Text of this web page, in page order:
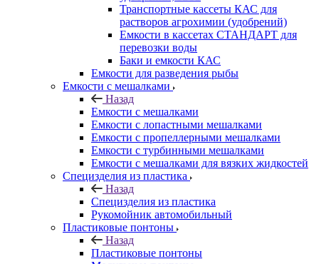
Транспортные кассеты КАС для
растворов агрохимии (удобрений)
Емкости в кассетах СТАНДАРТ для
перевозки воды
Баки и емкости КАС
Емкости для разведения рыбы
Емкости с мешалками
Назад
Емкости с мешалками
Емкости с лопастными мешалками
Емкости с пропеллерными мешалками
Емкости с турбинными мешалками
Емкости с мешалками для вязких жидкостей
Специзделия из пластика
Назад
Специзделия из пластика
Рукомойник автомобильный
Пластиковые понтоны
Назад
Пластиковые понтоны